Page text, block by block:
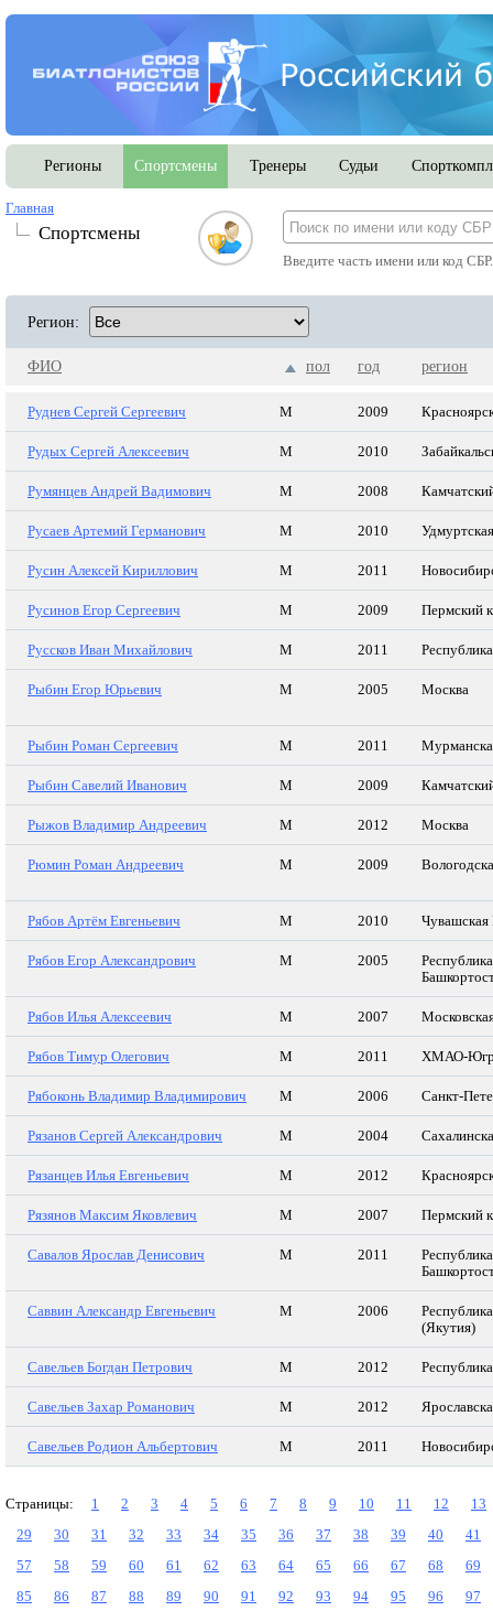
Регионы Спортсмены Тренеры Судьи
Главная
Спортсмены
Введите часть имени или код
Регион:
ФИО пол год регион
Руднев Сергей Сергеевич М 2009
Рудых Сергей Алексеевич М 2010
Румянцев Андрей Вадимович М 2008
Русаев Артемий Германович М 2010
Русин Алексей Кириллович М 2011
Русинов Егор Сергеевич М 2009 Пермский
Руссков Иван Михайлович М 2011
Рыбин Егор Юрьевич М 2005 Москва
Рыбин Роман Сергеевич М 2011
Рыбин Савелий Иванович М 2009
Рыжов Владимир Андреевич М 2012 Москва
Рюмин Роман Андреевич М 2009
Рябов Артём Евгеньевич М 2010 Чувашская
Рябов Егор Александрович М 2005
Республика
Рябов Илья Алексеевич М 2007
Рябов Тимур Олегович М 2011 ХМАО-
Рябоконь Владимир Владимирович М 2006 Санкт-
Рязанов Сергей Александрович М 2004
Рязанцев Илья Евгеньевич М 2012
Рязянов Максим Яковлевич М 2007 Пермский
Савалов Ярослав Денисович М 2011
Республика
Саввин Александр Евгеньевич М 2006
(Якутия)
Савельев Богдан Петрович М 2012
Савельев Захар Романович М 2012
Савельев Родион Альбертович М 2011
Страницы: 1 2 3 4 5 6 7 8 9 10 11 12
13
29
30 31 32 33 34 35 36 37 38 39 40
41
57
58 59 60 61 62 63 64 65 66 67 68
69
85
86 87 88 89 90 91 92 93 94 95 96
97